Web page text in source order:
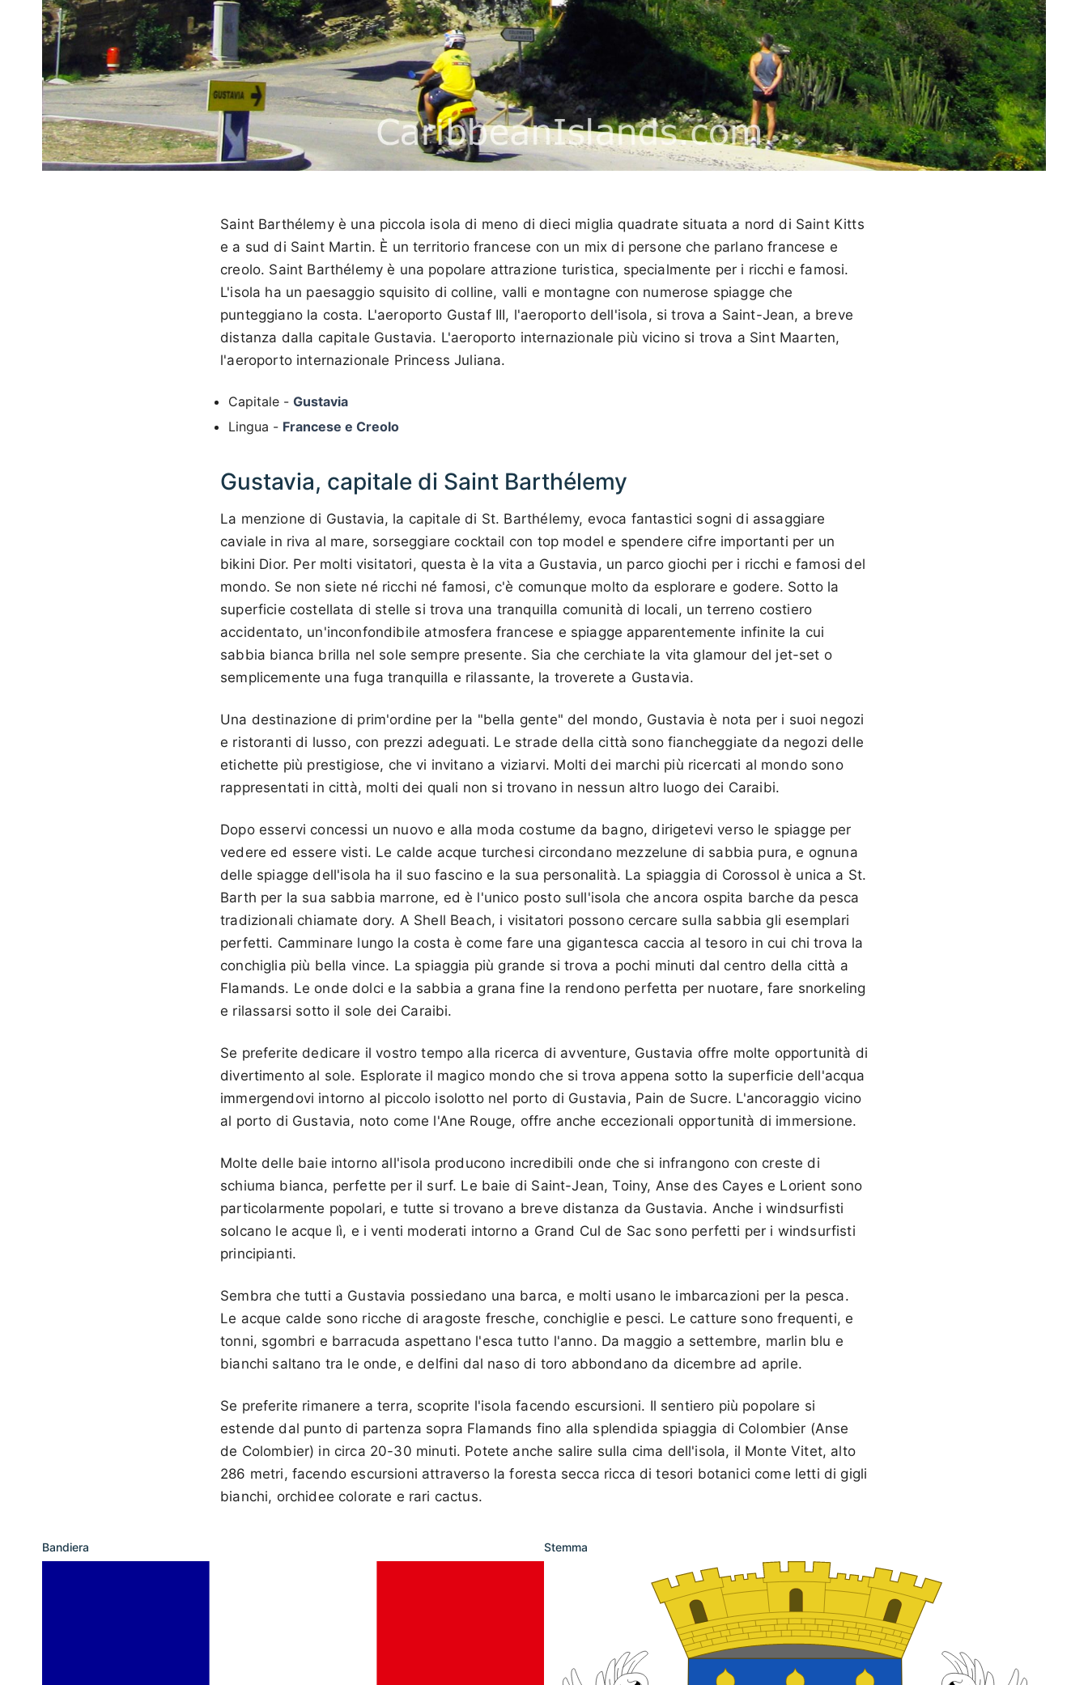
Saint Barthélemy è una piccola isola di meno di dieci miglia quadrate situata a nord di Saint Kitts
e a sud di Saint Martin. È un territorio francese con un mix di persone che parlano francese e
creolo. Saint Barthélemy è una popolare attrazione turistica, specialmente per i ricchi e famosi.
L'isola ha un paesaggio squisito di colline, valli e montagne con numerose spiagge che
punteggiano la costa. L'aeroporto Gustaf III, l'aeroporto dell'isola, si trova a Saint-Jean, a breve
distanza dalla capitale Gustavia. L'aeroporto internazionale più vicino si trova a Sint Maarten,
l'aeroporto internazionale Princess Juliana.
Capitale - Gustavia
Lingua - Francese e Creolo
Gustavia, capitale di Saint Barthélemy
La menzione di Gustavia, la capitale di St. Barthélemy, evoca fantastici sogni di assaggiare
caviale in riva al mare, sorseggiare cocktail con top model e spendere cifre importanti per un
bikini Dior. Per molti visitatori, questa è la vita a Gustavia, un parco giochi per i ricchi e famosi del
mondo. Se non siete né ricchi né famosi, c'è comunque molto da esplorare e godere. Sotto la
superficie costellata di stelle si trova una tranquilla comunità di locali, un terreno costiero
accidentato, un'inconfondibile atmosfera francese e spiagge apparentemente infinite la cui
sabbia bianca brilla nel sole sempre presente. Sia che cerchiate la vita glamour del jet-set o
semplicemente una fuga tranquilla e rilassante, la troverete a Gustavia.
Una destinazione di prim'ordine per la "bella gente" del mondo, Gustavia è nota per i suoi negozi
e ristoranti di lusso, con prezzi adeguati. Le strade della città sono fiancheggiate da negozi delle
etichette più prestigiose, che vi invitano a viziarvi. Molti dei marchi più ricercati al mondo sono
rappresentati in città, molti dei quali non si trovano in nessun altro luogo dei Caraibi.
Dopo esservi concessi un nuovo e alla moda costume da bagno, dirigetevi verso le spiagge per
vedere ed essere visti. Le calde acque turchesi circondano mezzelune di sabbia pura, e ognuna
delle spiagge dell'isola ha il suo fascino e la sua personalità. La spiaggia di Corossol è unica a St.
Barth per la sua sabbia marrone, ed è l'unico posto sull'isola che ancora ospita barche da pesca
tradizionali chiamate dory. A Shell Beach, i visitatori possono cercare sulla sabbia gli esemplari
perfetti. Camminare lungo la costa è come fare una gigantesca caccia al tesoro in cui chi trova la
conchiglia più bella vince. La spiaggia più grande si trova a pochi minuti dal centro della città a
Flamands. Le onde dolci e la sabbia a grana fine la rendono perfetta per nuotare, fare snorkeling
e rilassarsi sotto il sole dei Caraibi.
Se preferite dedicare il vostro tempo alla ricerca di avventure, Gustavia offre molte opportunità di
divertimento al sole. Esplorate il magico mondo che si trova appena sotto la superficie dell'acqua
immergendovi intorno al piccolo isolotto nel porto di Gustavia, Pain de Sucre. L'ancoraggio vicino
al porto di Gustavia, noto come l'Ane Rouge, offre anche eccezionali opportunità di immersione.
Molte delle baie intorno all'isola producono incredibili onde che si infrangono con creste di
schiuma bianca, perfette per il surf. Le baie di Saint-Jean, Toiny, Anse des Cayes e Lorient sono
particolarmente popolari, e tutte si trovano a breve distanza da Gustavia. Anche i windsurfisti
solcano le acque lì, e i venti moderati intorno a Grand Cul de Sac sono perfetti per i windsurfisti
principianti.
Sembra che tutti a Gustavia possiedano una barca, e molti usano le imbarcazioni per la pesca.
Le acque calde sono ricche di aragoste fresche, conchiglie e pesci. Le catture sono frequenti, e
tonni, sgombri e barracuda aspettano l'esca tutto l'anno. Da maggio a settembre, marlin blu e
bianchi saltano tra le onde, e delfini dal naso di toro abbondano da dicembre ad aprile.
Se preferite rimanere a terra, scoprite l'isola facendo escursioni. Il sentiero più popolare si
estende dal punto di partenza sopra Flamands fino alla splendida spiaggia di Colombier (Anse
de Colombier) in circa 20-30 minuti. Potete anche salire sulla cima dell'isola, il Monte Vitet, alto
286 metri, facendo escursioni attraverso la foresta secca ricca di tesori botanici come letti di gigli
bianchi, orchidee colorate e rari cactus.
Bandiera Stemma